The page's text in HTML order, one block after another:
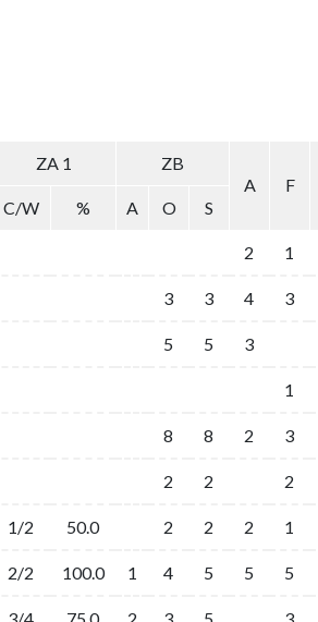
ZA 1
ZB
A
F
C/W % A O S
2 1
3 3 4 3
5 5 3
1
8 8 2 3
2 2 2
1/2 50.0 2 2 2 1
2/2 100.0 1 4 5 5 5